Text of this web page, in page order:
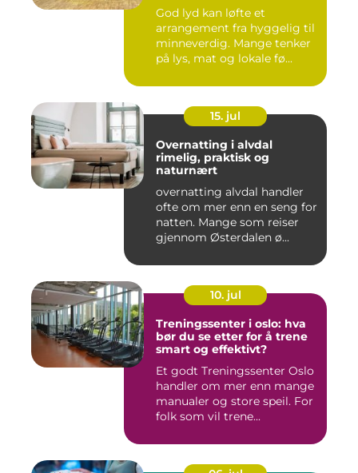
God lyd kan løfte et
arrangement fra hyggelig til
minneverdig. Mange tenker
på lys, mat og lokale fø...
15. jul
Overnatting i alvdal
rimelig, praktisk og
naturnært
overnatting alvdal handler
ofte om mer enn en seng for
natten. Mange som reiser
gjennom Østerdalen ø...
10. jul
Treningssenter i oslo: hva
bør du se etter for å trene
smart og effektivt?
Et godt Treningssenter Oslo
handler om mer enn mange
manualer og store speil. For
folk som vil trene...